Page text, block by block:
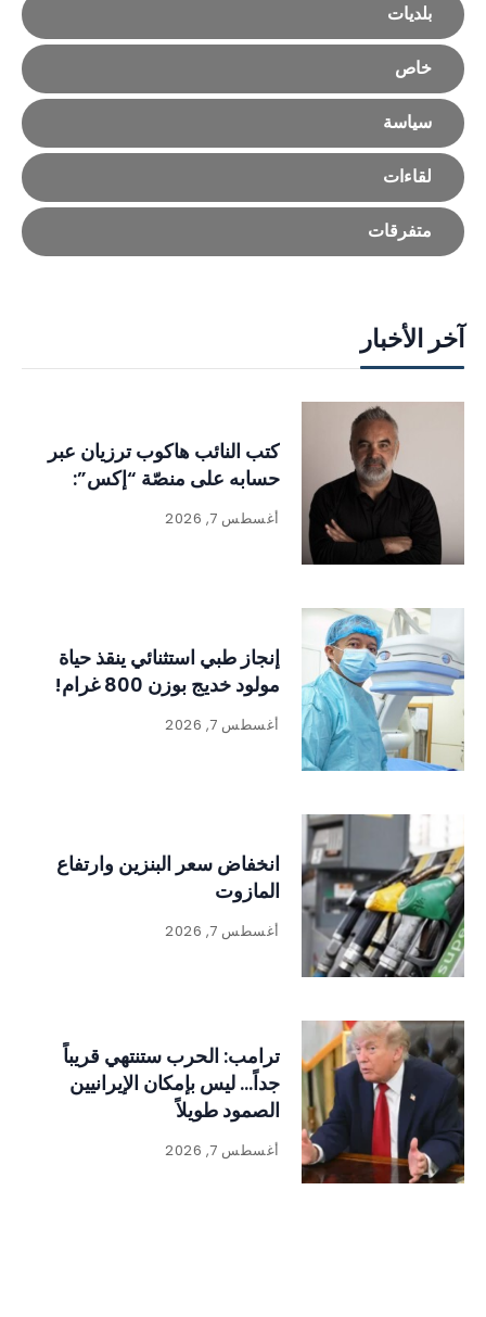
بلديات
خاص
سياسة
لقاءات
متفرقات
آخر الأخبار
كتب النائب هاكوب ترزيان عبر
حسابه على منصّة “إكس”:
أغسطس 7, 2026
إنجاز طبي استثنائي ينقذ حياة
مولود خديج بوزن 800 غرام!
أغسطس 7, 2026
انخفاض سعر البنزين وارتفاع
المازوت
أغسطس 7, 2026
ترامب: الحرب ستنتهي قريباً
جداً… ليس بإمكان الإيرانيين
الصمود طويلاً
أغسطس 7, 2026